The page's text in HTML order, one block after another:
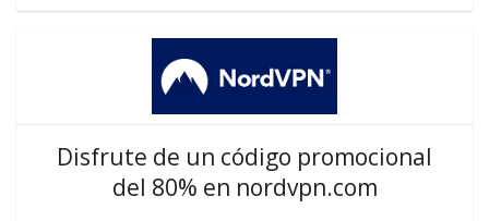
Disfrute de un código promocional
del 80% en nordvpn.com